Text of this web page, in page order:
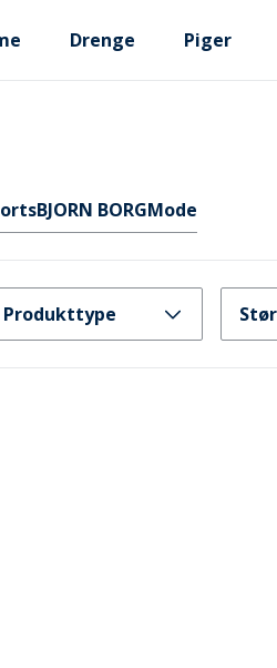
Drenge Piger
BJORN BORGMode
Produkttype